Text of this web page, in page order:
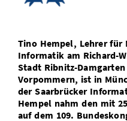
Open Science/Open
Zahlen & Fakten
Kontakt
SIC Merchandise
SIC Podcast
AnsprechpartnerInnen,
Termine, Vorträge und
Alumni
Tino Hempel, Lehrer für
Informatik am Richard-
Stadt Ribnitz-
Vorpommern, ist in
der Saarbrücker
Hempel nahm den mit
auf dem 109.